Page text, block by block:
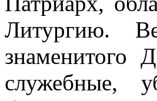
Литургию.
знаменитого
служебные,